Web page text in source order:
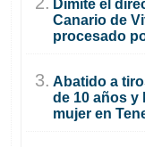
Dimite el
Canario de
procesado
3. Abatido a
de 10 años y
mujer en